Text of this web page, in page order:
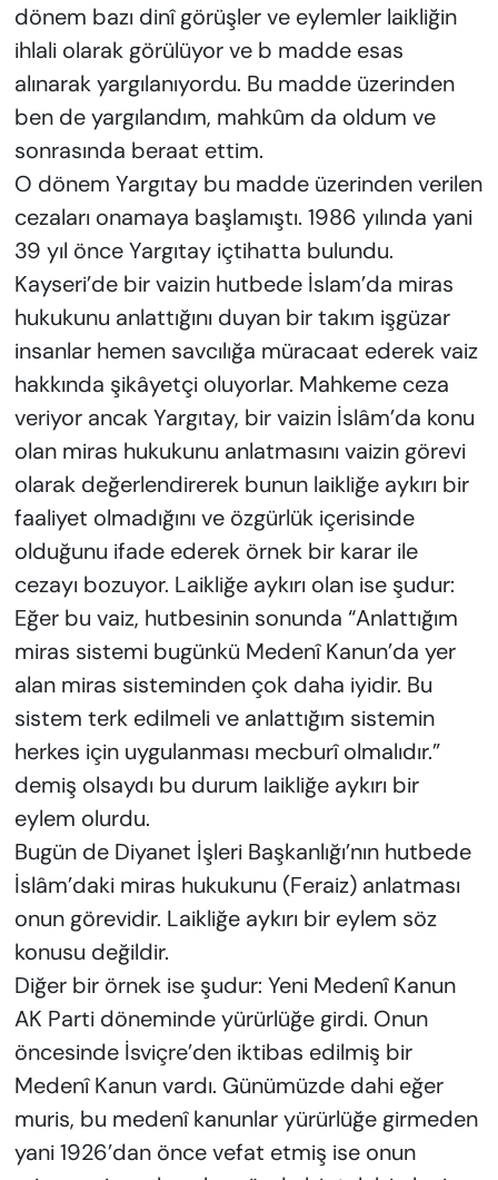
dönem bazı dinî görüşler ve eylemler laikliğin
ihlali olarak görülüyor ve b madde esas
alınarak yargılanıyordu. Bu madde üzerinden
ben de yargılandım, mahkûm da oldum ve
sonrasında beraat ettim.
O dönem Yargıtay bu madde üzerinden verilen
cezaları onamaya başlamıştı. 1986 yılında yani
39 yıl önce Yargıtay içtihatta bulundu.
Kayseri’de bir vaizin hutbede İslam’da miras
hukukunu anlattığını duyan bir takım işgüzar
insanlar hemen savcılığa müracaat ederek vaiz
hakkında şikâyetçi oluyorlar. Mahkeme ceza
veriyor ancak Yargıtay, bir vaizin İslâm’da konu
olan miras hukukunu anlatmasını vaizin görevi
olarak değerlendirerek bunun laikliğe aykırı bir
faaliyet olmadığını ve özgürlük içerisinde
olduğunu ifade ederek örnek bir karar ile
cezayı bozuyor. Laikliğe aykırı olan ise şudur:
Eğer bu vaiz, hutbesinin sonunda “Anlattığım
miras sistemi bugünkü Medenî Kanun’da yer
alan miras sisteminden çok daha iyidir. Bu
sistem terk edilmeli ve anlattığım sistemin
herkes için uygulanması mecburî olmalıdır.”
demiş olsaydı bu durum laikliğe aykırı bir
eylem olurdu.
Bugün de Diyanet İşleri Başkanlığı’nın hutbede
İslâm’daki miras hukukunu (Feraiz) anlatması
onun görevidir. Laikliğe aykırı bir eylem söz
konusu değildir.
Diğer bir örnek ise şudur: Yeni Medenî Kanun
AK Parti döneminde yürürlüğe girdi. Onun
öncesinde İsviçre’den iktibas edilmiş bir
Medenî Kanun vardı. Günümüzde dahi eğer
muris, bu medenî kanunlar yürürlüğe girmeden
yani 1926’dan önce vefat etmiş ise onun